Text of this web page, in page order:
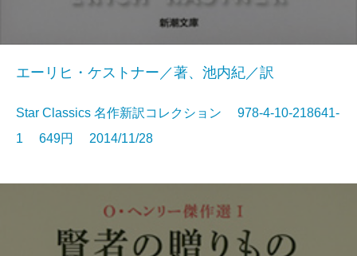
エーリヒ・ケストナー／著、池内紀／訳
Star Classics 名作新訳コレクション 978-4-10-218641-
1 649円 2014/11/28